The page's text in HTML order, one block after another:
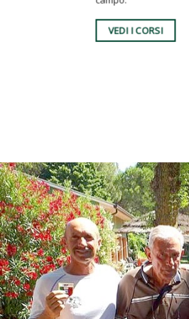
VEDI I CORSI